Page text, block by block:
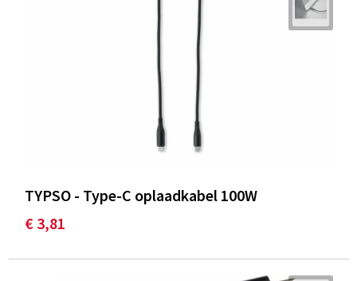
TYPSO - Type-C oplaadkabel 100W
€ 3,81